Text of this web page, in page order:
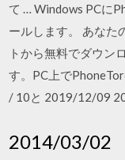
て … Windows PCに
ールします。 あなた
トから無料でダウン
す。PC上で
/ 10と 2019/12/09
2014/03/02